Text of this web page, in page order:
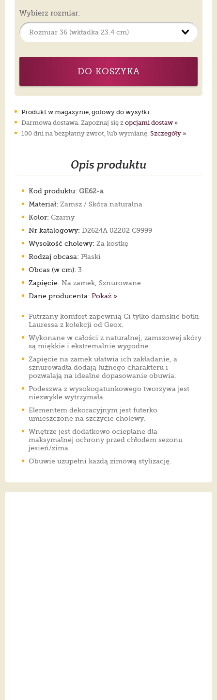
Wybierz rozmiar:
DO KOSZYKA
Produkt w magazynie, gotowy do wysyłki.
Darmowa dostawa. Zapoznaj się z opcjami dostaw »
100 dni na bezpłatny zwrot, lub wymianę. Szczegóły »
Opis produktu
Kod produktu: GE62-a
Materiał: Zamsz / Skóra naturalna
Kolor: Czarny
Nr katalogowy: D2624A 02202 C9999
Wysokość cholewy: Za kostkę
Rodzaj obcasa: Płaski
Obcas (w cm): 3
Zapięcie: Na zamek, Sznurowane
Dane producenta: Pokaż »
Futrzany komfort zapewnią Ci tylko damskie botki
Lauressa z kolekcji od Geox.
Wykonane w całości z naturalnej, zamszowej skóry
są miękkie i ekstremalnie wygodne.
Zapięcie na zamek ułatwia ich zakładanie, a
sznurowadła dodają luźnego charakteru i
pozwalają na idealne dopasowanie obuwia.
Podeszwa z wysokogatunkowego tworzywa jest
niezwykle wytrzymała.
Elementem dekoracyjnym jest futerko
umieszczone na szczycie cholewy.
Wnętrze jest dodatkowo ocieplane dla
maksymalnej ochrony przed chłodem sezonu
jesień/zima.
Obuwie uzupełni każdą zimową stylizację.